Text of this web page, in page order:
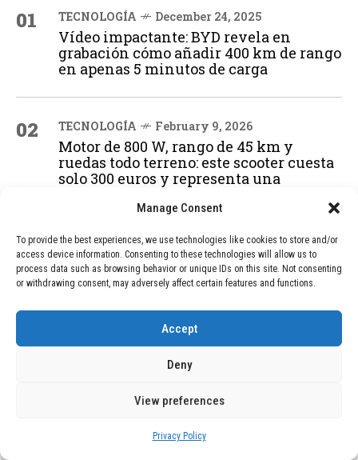
Manage Consent
To provide the best experiences, we use technologies like cookies to store and/or
access device information. Consenting to these technologies will allow us to
process data such as browsing behavior or unique IDs on this site. Not consenting
or withdrawing consent, may adversely affect certain features and functions.
Accept
Deny
View preferences
Privacy Policy
01 TECNOLOGÍA December 24, 2025
Vídeo impactante: BYD revela en
grabación cómo añadir 400 km de rango
en apenas 5 minutos de carga
02 TECNOLOGÍA February 9, 2026
Motor de 800 W, rango de 45 km y
ruedas todo terreno: este scooter cuesta
solo 300 euros y representa una
03 BLOG December 24, 2025
GAME se Une a la Oferta de Balizas V16
Geolocalizadas, Obligatorias a Partir de
December 24, 2025
de Ancianos de Pensilvania Deja al
Menos Dos Víctimas Fatales